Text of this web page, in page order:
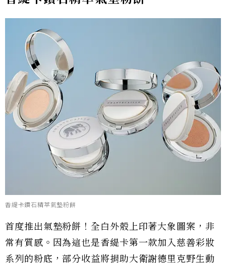
香緹卡鑽石精萃氣墊粉餅
首度推出氣墊粉餅！全白外殼上印著大象圖案，非
常有質感。因為這也是香緹卡第一款加入慈善彩妝
系列的粉底，部分收益將捐助大衛謝德里克野生動